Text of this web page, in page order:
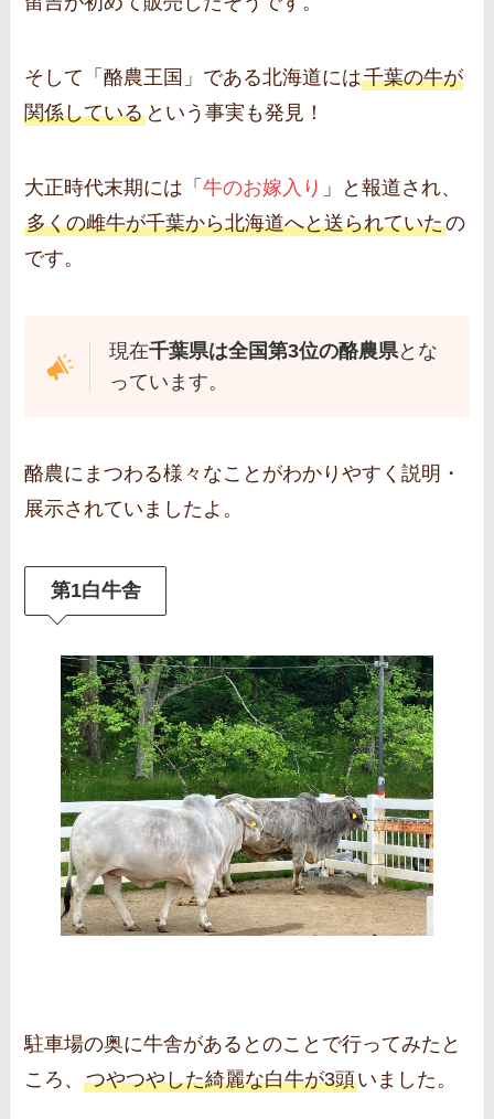
そして「酪農王国」である北海道には千葉の牛が
関係している という事実も発見！
大正時代末期には「牛のお嫁入り 」と報道され、
多くの雌牛が千葉から北海道へと送られていたの
です。
現在千葉県は全国第3位の酪農県とな
っています。
酪農にまつわる様々なことがわかりやすく説明・
展示されていましたよ。
第1白牛舎
駐車場の奥に牛舎があるとのことで行ってみたと
ころ、つやつやした綺麗な白牛が3頭いました。